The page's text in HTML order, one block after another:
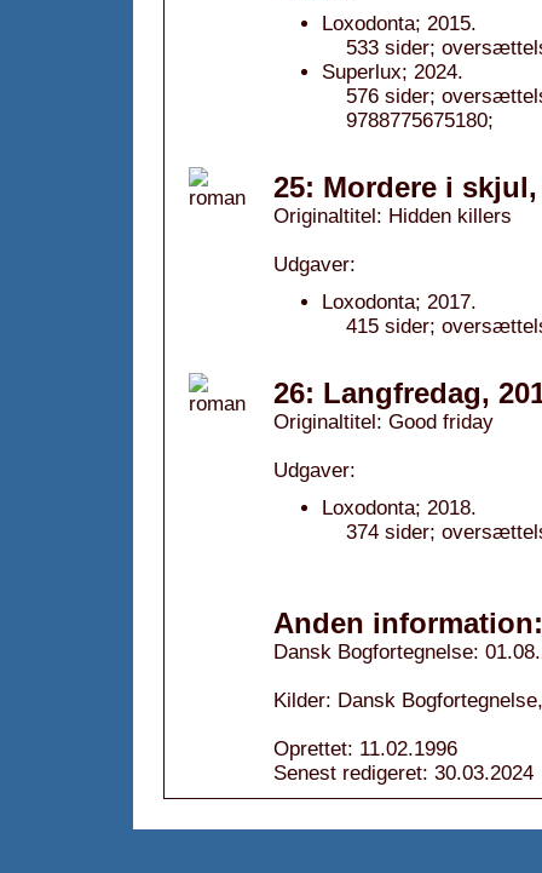
Loxodonta; 2015.
533 sider;
Superlux; 2024.
576 sider;
9788775675180;
25: Mordere i skjul,
Originaltitel: Hidden killers
Udgaver:
Loxodonta; 2017.
415 sider;
26: Langfredag,
Originaltitel: Good friday
Udgaver:
Loxodonta; 2018.
374 sider;
Anden information:
Dansk Bogfortegnelse:
Kilder: Dansk
Oprettet: 11.02.1996
Senest redigeret: 30.03.2024